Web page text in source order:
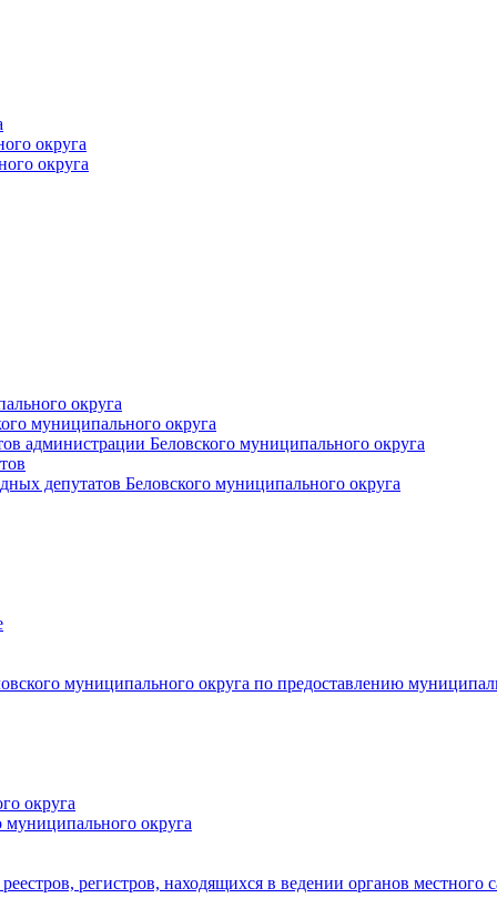
округа
округа
округа
муниципального округа
администрации Беловского муниципального округа
депутатов Беловского муниципального округа
муниципального округа по предоставлению
округа
муниципального округа
регистров, находящихся в ведении органов местного